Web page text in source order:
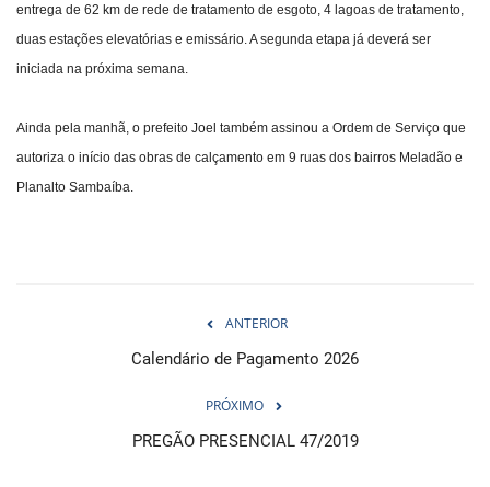
entrega de 62 km de rede de tratamento de esgoto, 4 lagoas de tratamento,
duas estações elevatórias e emissário. A segunda etapa já deverá ser
iniciada na próxima semana.
Ainda pela manhã, o prefeito Joel também assinou a Ordem de Serviço que
autoriza o início das obras de calçamento em 9 ruas dos bairros Meladão e
Planalto Sambaíba.
ANTERIOR
Calendário de Pagamento 2026
PRÓXIMO
PREGÃO PRESENCIAL 47/2019